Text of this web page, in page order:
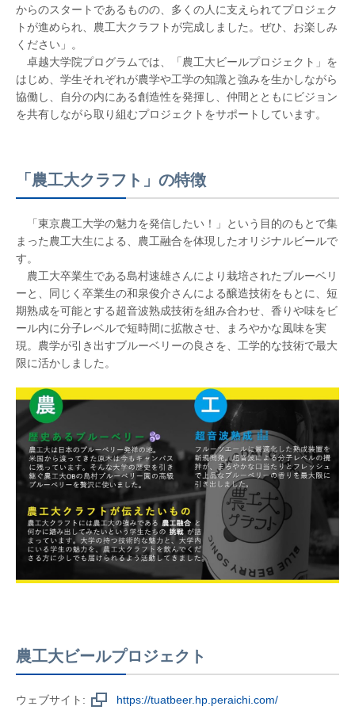
からのスタートであるものの、多くの人に支えられてプロジェク
トが進められ、農工大クラフトが完成しました。ぜひ、お楽しみ
ください」。
卓越大学院プログラムでは、「農工大ビールプロジェクト」を
はじめ、学生それぞれが農学や工学の知識と強みを生かしながら
協働し、自分の内にある創造性を発揮し、仲間とともにビジョン
を共有しながら取り組むプロジェクトをサポートしています。
「農工大クラフト」の特徴
「東京農工大学の魅力を発信したい！」という目的のもとで集
まった農工大生による、農工融合を体現したオリジナルビールで
す。
農工大卒業生である島村速雄さんにより栽培されたブルーベリ
ーと、同じく卒業生の和泉俊介さんによる醸造技術をもとに、短
期熟成を可能とする超音波熟成技術を組み合わせ、香りや味をビ
ール内に分子レベルで短時間に拡散させ、まろやかな風味を実
現。農学が引き出すブルーベリーの良さを、工学的な技術で最大
限に活かしました。
農工大ビールプロジェクト
ウェブサイト: https://tuatbeer.hp.peraichi.com/